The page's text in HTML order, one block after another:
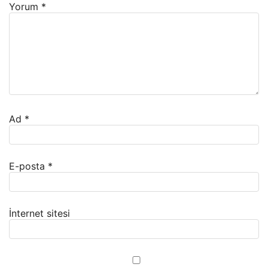
Yorum *
Ad *
E-posta *
İnternet sitesi